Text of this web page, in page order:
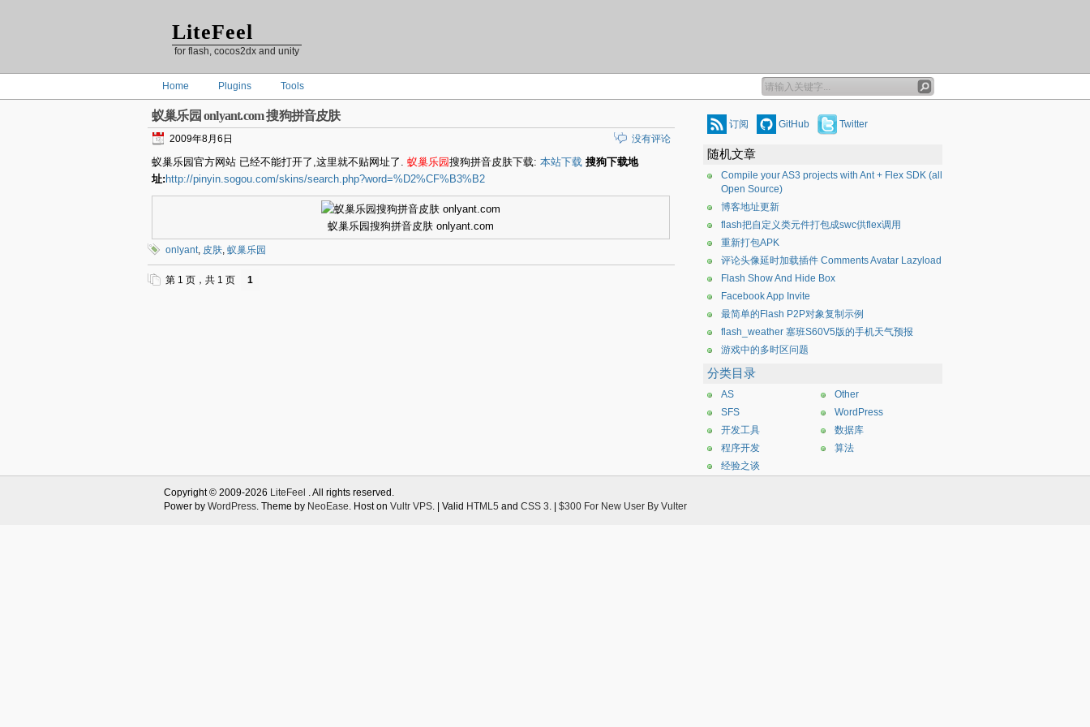
LiteFeel
for flash, cocos2dx and unity
Home Plugins Tools
蚁巢乐园 onlyant.com 搜狗拼音皮肤
2009年8月6日 没有评论
蚁巢乐园官方网站 已经不能打开了,这里就不贴网址了. 蚁巢乐园搜狗拼音皮肤下载: 本站下载 搜狗下载地
址: http://pinyin.sogou.com/skins/search.php?word=%D2%CF%B3%B2
蚁巢乐园搜狗拼音皮肤 onlyant.com
onlyant, 皮肤, 蚁巢乐园
第 1 页，共 1 页 1
订阅 GitHub Twitter
随机文章
Compile your AS3 projects with Ant + Flex SDK (all
Open Source)
博客地址更新
flash把自定义类元件打包成swc供flex调用
重新打包APK
评论头像延时加载插件 Comments Avatar Lazyload
Flash Show And Hide Box
Facebook App Invite
最简单的Flash P2P对象复制示例
flash_weather 塞班S60V5版的手机天气预报
游戏中的多时区问题
分类目录
AS
Other
SFS
WordPress
开发工具
数据库
程序开发
算法
经验之谈
Copyright © 2009-2026 LiteFeel . All rights reserved.
Power by WordPress. Theme by NeoEase. Host on Vultr VPS. | Valid HTML5 and CSS 3. | $300 For New User By Vulter